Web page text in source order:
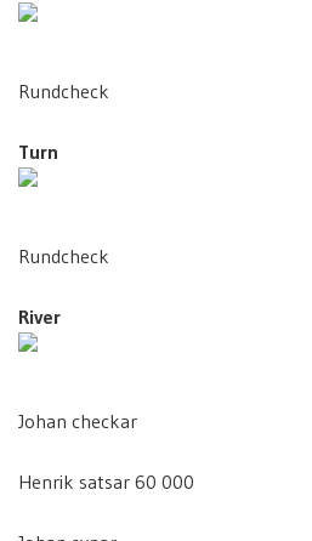
Rundcheck
Turn
Rundcheck
River
Johan checkar
Henrik satsar 60 000